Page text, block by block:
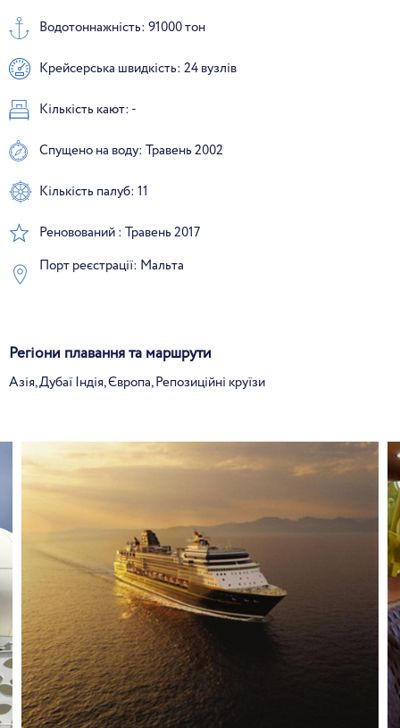
Водотоннажність: 91000 тон
Крейсерська швидкість: 24 вузлів
Кількість кают: -
Спущено на воду: Травень 2002
Кількість палуб: 11
Реновований : Травень 2017
Порт реєстрації: Мальта
Регіони плавання та маршрути
Азія, Дубаї Індія, Європа, Репозиційні круїзи